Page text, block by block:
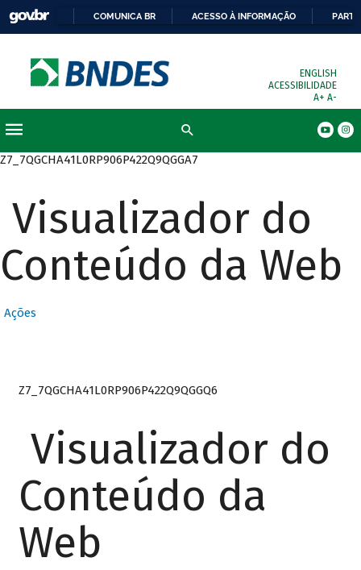
COMUNICA BR ACESSO À INFORMAÇÃO
ENGLISH
ACESSIBILIDADE
A+ A-
Z7_7QGCHA41L0RP906P422Q9QGGA7
Visualizador do
Conteúdo da Web
Ações
Z7_7QGCHA41L0RP906P422Q9QGGQ6
Visualizador do
Conteúdo da
Web